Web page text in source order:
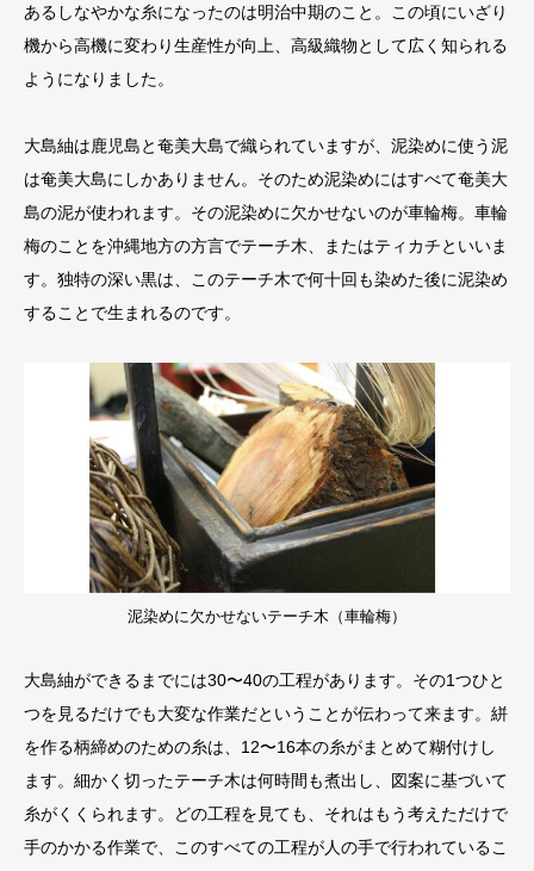
あるしなやかな糸になったのは明治中期のこと。この頃にいざり
機から高機に変わり生産性が向上、高級織物として広く知られる
ようになりました。
大島紬は鹿児島と奄美大島で織られていますが、泥染めに使う泥
は奄美大島にしかありません。そのため泥染めにはすべて奄美大
島の泥が使われます。その泥染めに欠かせないのが車輪梅。車輪
梅のことを沖縄地方の方言でテーチ木、またはティカチといいま
す。独特の深い黒は、このテーチ木で何十回も染めた後に泥染め
することで生まれるのです。
泥染めに欠かせないテーチ木（車輪梅）
大島紬ができるまでには30〜40の工程があります。その1つひと
つを見るだけでも大変な作業だということが伝わって来ます。絣
を作る柄締めのための糸は、12〜16本の糸がまとめて糊付けし
ます。細かく切ったテーチ木は何時間も煮出し、図案に基づいて
糸がくくられます。どの工程を見ても、それはもう考えただけで
手のかかる作業で、このすべての工程が人の手で行われているこ